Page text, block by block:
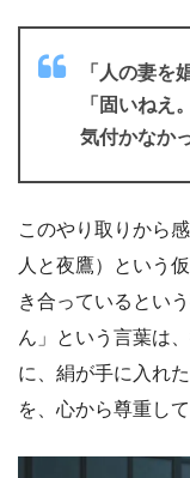
「人の妻を
「固いねえ
気付かなか
このやり取りから
人と夜鷹）という
き合っているとい
ん」という言葉は
に、絹が手に入れ
を、心から尊重し